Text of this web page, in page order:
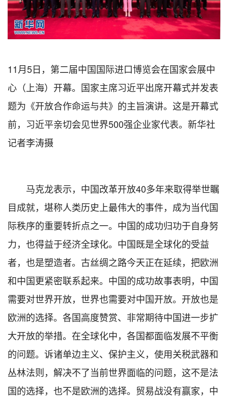
11月5日，第二届中国国际进口博览会在国家会展中
心（上海）开幕。国家主席习近平出席开幕式并发表
题为《开放合作命运与共》的主旨演讲。这是开幕式
前，习近平亲切会见世界500强企业家代表。新华社
记者李涛摄
马克龙表示，中国改革开放40多年来取得举世瞩
目成就，堪称人类历史上最伟大的事件，成为当代国
际秩序的重要转折点之一。中国的成功归功于自身努
力，也得益于经济全球化。中国既是全球化的受益
者，也是塑造者。古丝绸之路今天正在延续，把欧洲
和中国更紧密联系起来。中国的成功故事表明，中国
需要对世界开放，世界也需要对中国开放。开放也是
欧洲的选择。各国高度赞赏、非常期待中国进一步扩
大开放的举措。在全球化中，各国都面临发展不平衡
的问题。诉诸单边主义、保护主义，使用关税武器和
丛林法则，解决不了当前世界面临的问题，这不是法
国的选择，也不是欧洲的选择。贸易战没有赢家，中